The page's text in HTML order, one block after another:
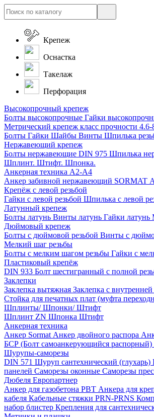
Крепеж
Оснастка
Такелаж
Перфорация
Высокопрочный крепеж
Болты высокопрочные Гайки
Метрический крепеж класс прочности 4.6-
Болты Гайки Шайбы Винты Шпилька
Нержавеющий крепеж
Болты нержавеющие DIN 975 Шпилька
Шплинт. Штифт. Шпонка.
Анкерная техника А2-А4
Анкер забивной нержавеющий SORMAT
Крепёж с левой резьбой
Гайки с левой резьбой Шпилька с левой
Латунный крепеж
Болты латунь Винты латунь Гайки латунь
Дюймовый крепеж
Болты с дюймовой резьбой Винты с
Мелкий шаг резьбы
Болты с мелким шагом резьбы Гайки с
Пластиковый крепёж
DIN 933 Болт шестигранный с полной
Заклепки
Заклепка вытяжная Заклепка с внутренней
Стойка для печатных плат (муфта
Шплинты/ Шпонки/ Штифт
Шплинт ZN Шпонка Штифт
Анкерная техника
Анкер Sormat Анкер двойного распора
БСР (Болт самоанкерующийся распорный)
Шурупы-саморезы
DIN 571 Шуруп сантехнический (глухарь)
панелей Саморезы оконные Саморезы
Дюбеля Европартнер
Анкер для газобетона PBT Анкера для
кабеля Кабельные стяжки PRN-PRNS
набор блистер Крепления для